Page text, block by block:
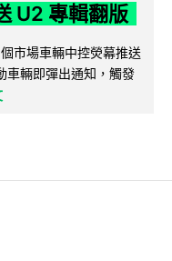
U2 專輯翻版
市場車輛中控熒幕推送
車輛即彈出通知，觸發